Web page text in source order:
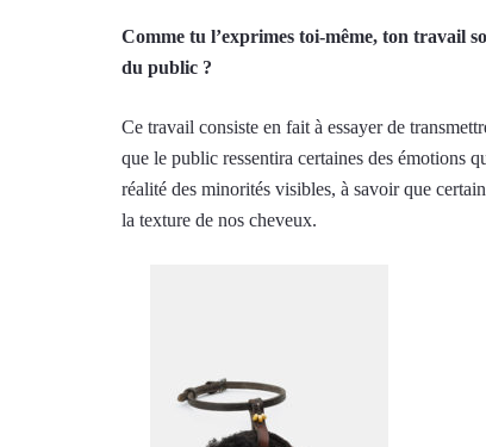
Comme tu l’exprimes toi-même, ton travail
du public ?
Ce travail consiste en fait à essayer de
que le public ressentira certaines des émotions
réalité des minorités visibles, à savoir que
la texture de nos cheveux.